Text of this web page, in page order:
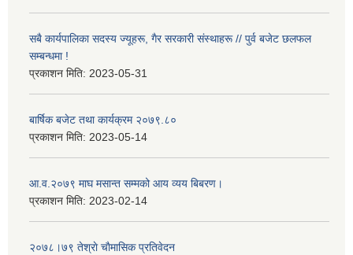
सबै कार्यपालिका सदस्य ज्यूहरू, गैर सरकारी संस्थाहरू // पुर्व बजेट छलफल
सम्बन्धमा !
प्रकाशन मिति: 2023-05-31
बार्षिक बजेट तथा कार्यक्रम २०७९.८०
प्रकाशन मिति: 2023-05-14
आ.व.२०७९ माघ मसान्त सम्मको आय व्यय बिबरण।
प्रकाशन मिति: 2023-02-14
२०७८।७९ तेश्राे चाैमासिक प्रतिवेदन